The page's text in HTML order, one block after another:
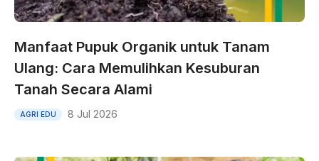
Manfaat Pupuk Organik untuk Tanam
Ulang: Cara Memulihkan Kesuburan
Tanah Secara Alami
AGRI EDU 8 Jul 2026